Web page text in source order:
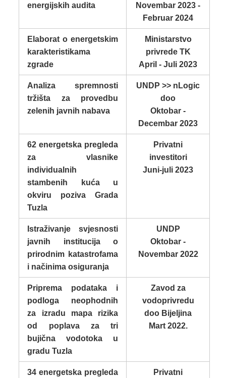
energijskih audita
Novembar 2023 -
Februar 2024
Elaborat o energetskim
karakteristikama
zgrade
Ministarstvo
privrede TK
April - Juli 2023
Analiza spremnosti
tržišta za provedbu
zelenih javnih nabava
UNDP >> nLogic
doo
Oktobar -
Decembar 2023
62 energetska pregleda
za vlasnike
individualnih
stambenih kuća u
okviru poziva Grada
Tuzla
Privatni
investitori
Juni-juli 2023
Istraživanje svjesnosti
javnih institucija o
prirodnim katastrofama
i načinima osiguranja
UNDP
Oktobar -
Novembar 2022
Priprema podataka i
podloga neophodnih
za izradu mapa rizika
od poplava za tri
bujična vodotoka u
gradu Tuzla
Zavod za
vodoprivredu
doo Bijeljina
Mart 2022.
34 energetska pregleda
Privatni